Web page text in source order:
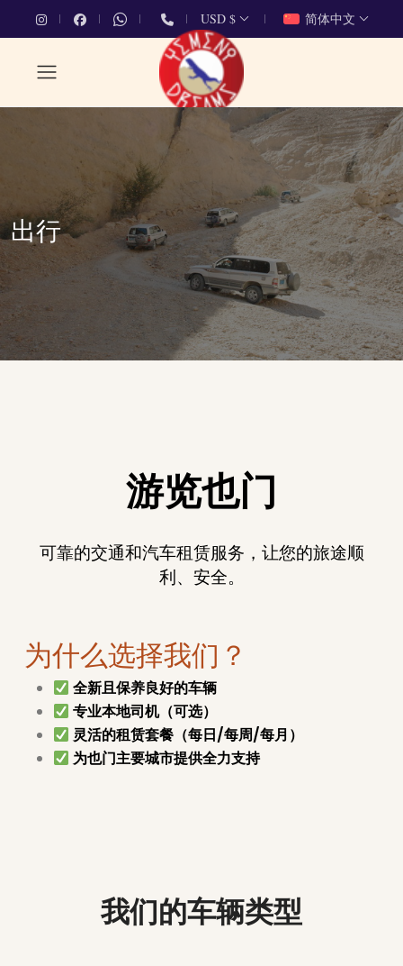
USD $ 简体中文
出行
游览也门
可靠的交通和汽车租赁服务，让您的旅途顺
利、安全。
为什么选择我们？
全新且保养良好的车辆
专业本地司机（可选）
灵活的租赁套餐（每日/每周/每月）
为也门主要城市提供全力支持
我们的车辆类型